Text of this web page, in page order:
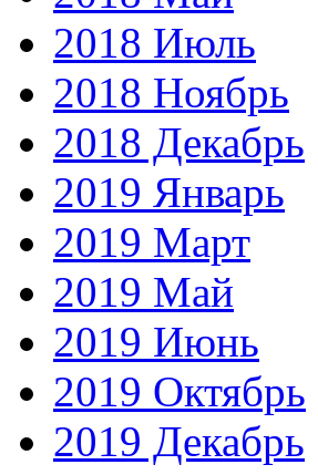
2018 Июль
2018 Ноябрь
2018 Декабрь
2019 Январь
2019 Март
2019 Май
2019 Июнь
2019 Октябрь
2019 Декабрь